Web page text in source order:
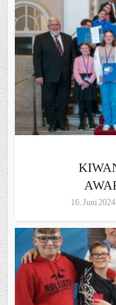
16. Juni 2024